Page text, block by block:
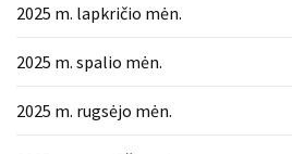
2025 m. lapkričio mėn.
2025 m. spalio mėn.
2025 m. rugsėjo mėn.